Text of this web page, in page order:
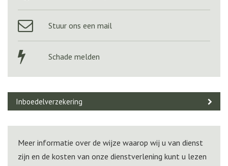
Stuur ons een mail
Schade melden
Inboedelverzekering
Meer informatie over de wijze waarop wij u van dienst
zijn en de kosten van onze dienstverlening kunt u lezen